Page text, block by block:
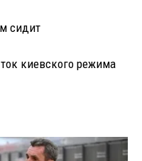
сидит
киевского режима